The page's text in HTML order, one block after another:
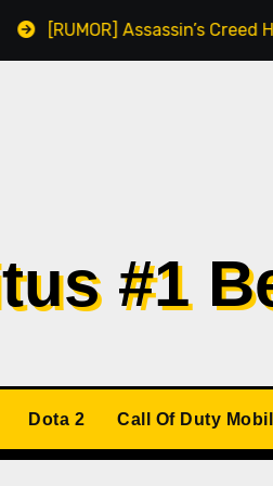
[RUMOR] Assassin’s Creed
#1
Dota 2 Call Of Duty